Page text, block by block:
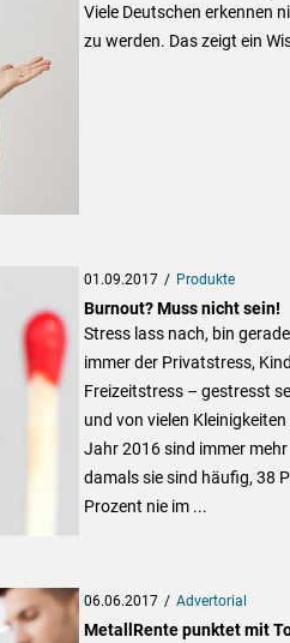
Viele Deutschen erkennen
zu werden. Das zeigt ein
01.09.2017 Produkte
Burnout? Muss nicht sein!
Stress lass nach, bin
immer der Privatstress,
Freizeitstress – gestresst
und von vielen
Jahr 2016 sind immer
damals sie sind häufig, 38
Prozent nie im ...
06.06.2017 Advertorial
MetallRente punktet mit